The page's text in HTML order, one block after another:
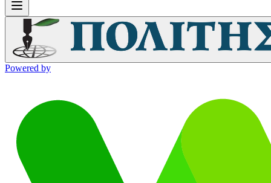
Powered by